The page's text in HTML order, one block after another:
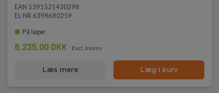
EAN 5391521430298
EL-NR 6398680259
På lager
6.235,00 DKK Excl. moms
Læs mere Læg i kurv